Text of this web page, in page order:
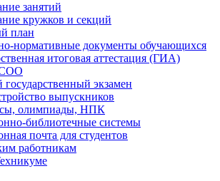
занятий
кружков и секций
план
нормативные документы обучающихся
итоговая аттестация (ГИА)
экзамен
выпускников
олимпиады, НПК
библиотечные системы
почта для студентов
работникам